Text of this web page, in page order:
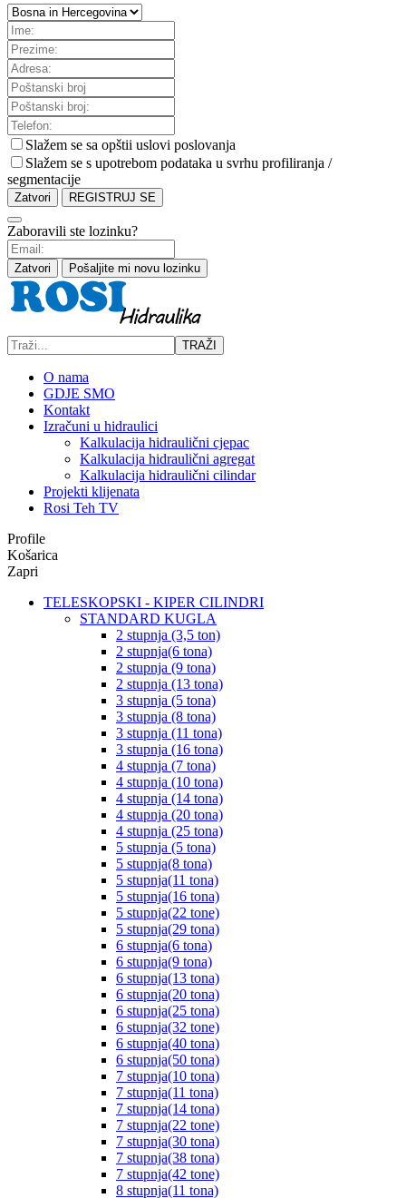
Slažem se sa opštii uslovi poslovanja
Slažem se s upotrebom podataka u svrhu profiliranja /
segmentacije
Zatvori REGISTRUJ SE
Zaboravili ste lozinku?
Zatvori Pošaljite mi novu lozinku
TRAŽI
O nama
GDJE SMO
Kontakt
Izračuni u hidraulici
Kalkulacija hidraulični cjepac
Kalkulacija hidraulični agregat
Kalkulacija hidraulični cilindar
Projekti klijenata
Rosi Teh TV
Profile
Košarica
Zapri
TELESKOPSKI - KIPER CILINDRI
STANDARD KUGLA
2 stupnja (3,5 ton)
2 stupnja(6 tona)
2 stupnja (9 tona)
2 stupnja (13 tona)
3 stupnja (5 tona)
3 stupnja (8 tona)
3 stupnja (11 tona)
3 stupnja (16 tona)
4 stupnja (7 tona)
4 stupnja (10 tona)
4 stupnja (14 tona)
4 stupnja (20 tona)
4 stupnja (25 tona)
5 stupnja (5 tona)
5 stupnja(8 tona)
5 stupnja(11 tona)
5 stupnja(16 tona)
5 stupnja(22 tone)
5 stupnja(29 tona)
6 stupnja(6 tona)
6 stupnja(9 tona)
6 stupnja(13 tona)
6 stupnja(20 tona)
6 stupnja(25 tona)
6 stupnja(32 tone)
6 stupnja(40 tona)
6 stupnja(50 tona)
7 stupnja(10 tona)
7 stupnja(11 tona)
7 stupnja(14 tona)
7 stupnja(22 tone)
7 stupnja(30 tona)
7 stupnja(38 tona)
7 stupnja(42 tone)
8 stupnja(11 tona)